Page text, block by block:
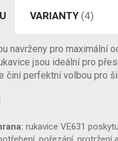
VARIANTY (4)
navrženy pro maximální
jsou ideální pro
činí perfektní volbou pro
rukavice VE631